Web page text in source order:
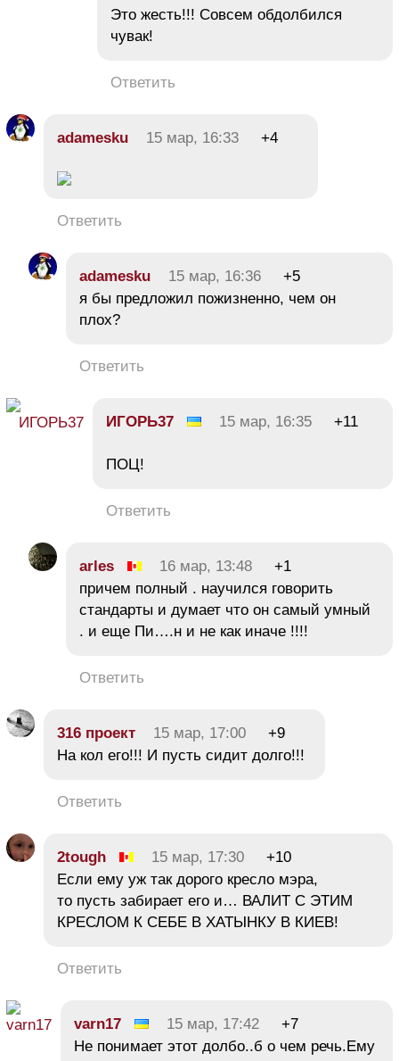
Это жесть!!! Совсем обдолбился
чувак!
Ответить
adamesku 15 мар, 16:33 +4
Ответить
adamesku 15 мар, 16:36
+5
я бы предложил пожизненно, чем он
плох?
Ответить
ИГОРЬ37 15 мар, 16:35 +11
ПОЦ!
Ответить
arles 16 мар, 13:48
+1
причем полный . научился говорить
стандарты и думает что он самый умный
. и еще Пи….н и не как иначе !!!!
Ответить
316 проект 15 мар, 17:00
+9
На кол его!!! И пусть сидит долго!!!
Ответить
2tough 15 мар, 17:30
+10
Если ему уж так дорого кресло мэра,
то пусть забирает его и… ВАЛИТ С ЭТИМ
КРЕСЛОМ К СЕБЕ В ХАТЫНКУ В КИЕВ!
Ответить
varn17 15 мар, 17:42
+7
Не понимает этот долбо..б о чем речь.Ему